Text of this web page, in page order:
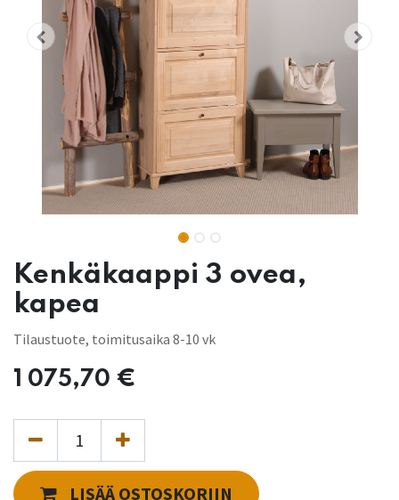
Kenkäkaappi 3 ovea,
kapea
Tilaustuote, toimitusaika 8-10 vk
1 075,70 €
LISÄÄ OSTOSKORIIN